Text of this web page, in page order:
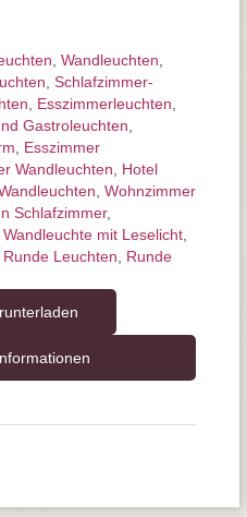
Wand­leuchten
Schlafzimmer­
Esszimmer­­leuchten
Gastroleuchten
Esszimmer
Wandleuchten
Hotel
Wohnzimmer
Schlafzimmer,
Wandleuchte mit Leselicht
Runde Leuchten
Runde